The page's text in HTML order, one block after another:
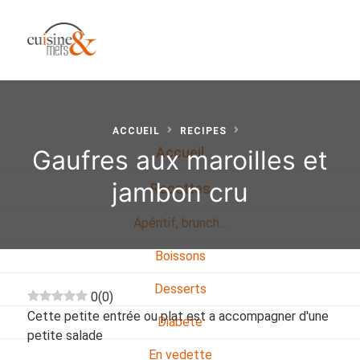
Accueil
Recettes
Apéritif, brunch…
Boissons
Desserts
Diabete
En vedette
ACCUEIL RECIPES
Gaufres aux maroilles et
jambon cru
0(0)
Cette petite entrée ou plat est a accompagner d'une
petite salade